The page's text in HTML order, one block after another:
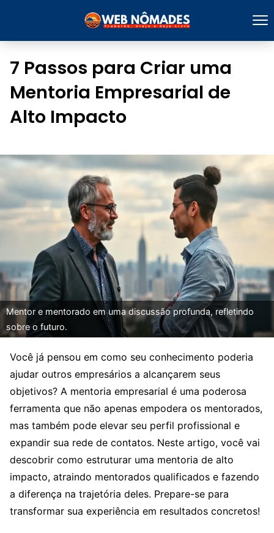
7 Passos para Criar uma
Mentoria Empresarial de
Alto Impacto
Mentor e mentorado em uma discussão profunda, refletindo
sobre o futuro.
Você já pensou em como seu conhecimento poderia
ajudar outros empresários a alcançarem seus
objetivos? A mentoria empresarial é uma poderosa
ferramenta que não apenas empodera os mentorados,
mas também pode elevar seu perfil profissional e
expandir sua rede de contatos. Neste artigo, você vai
descobrir como estruturar uma mentoria de alto
impacto, atraindo mentorados qualificados e fazendo
a diferença na trajetória deles. Prepare-se para
transformar sua experiência em resultados concretos!